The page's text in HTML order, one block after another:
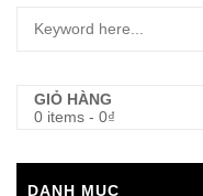
GIỎ HÀNG
0 items - 0₫
DANH MỤC